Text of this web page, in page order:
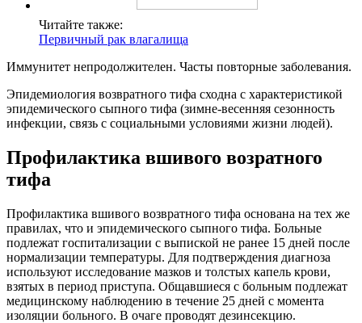
Читайте также:
Первичный рак влагалища
Иммунитет непродолжителен. Часты повторные заболевания.
Эпидемиология возвратного тифа сходна с характеристикой
эпидемического сыпного тифа (зимне-весенняя сезонность
инфекции, связь с социальными условиями жизни людей).
Профилактика вшивого возратного
тифа
Профилактика вшивого возвратного тифа основана на тех же
правилах, что и эпидемического сыпного тифа. Больные
подлежат госпитализации с выпиской не ранее 15 дней после
нормализации температуры. Для подтверждения диагноза
используют исследование мазков и толстых капель крови,
взятых в период приступа. Общавшиеся с больным подлежат
медицинскому наблюдению в течение 25 дней с момента
изоляции больного. В очаге проводят дезинсекцию.